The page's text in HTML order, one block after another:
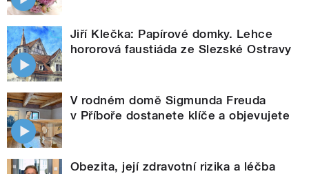
Jiří Klečka: Papírové domky. Lehce
hororová faustiáda ze Slezské Ostravy
V rodném domě Sigmunda Freuda
v Příboře dostanete klíče a objevujete
Obezita, její zdravotní rizika a léčba